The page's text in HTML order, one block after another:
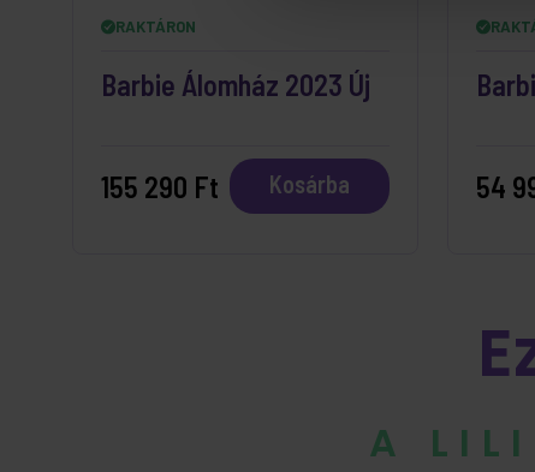
RAKTÁRON
Barbie Álomház 2023 Új
155 290 Ft Kosárba 54
A